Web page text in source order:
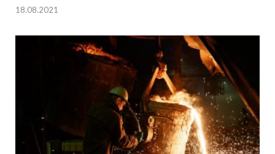
18.08.2021